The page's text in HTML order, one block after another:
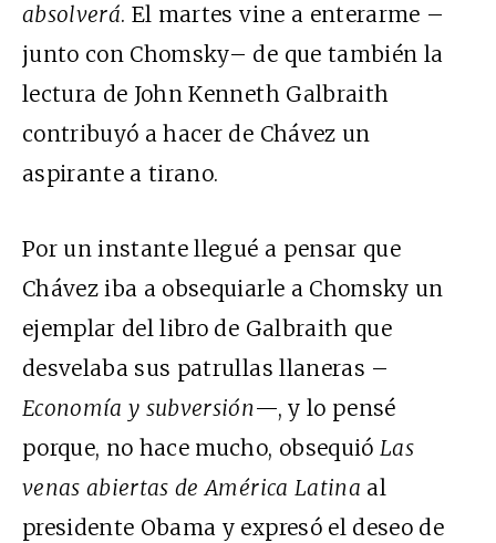
absolverá. El martes vine a enterarme –
junto con Chomsky– de que también la
lectura de John Kenneth Galbraith
contribuyó a hacer de Chávez un
aspirante a tirano.
Por un instante llegué a pensar que
Chávez iba a obsequiarle a Chomsky un
ejemplar del libro de Galbraith que
desvelaba sus patrullas llaneras –
Economía y subversión—, y lo pensé
porque, no hace mucho, obsequió Las
venas abiertas de América Latina al
presidente Obama y expresó el deseo de